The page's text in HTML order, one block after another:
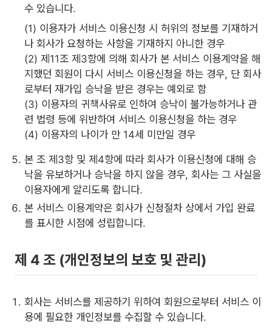
수 있습니다.
(1) 이용자가 서비스 이용신청 시 허위의 정보를 기재하거
나 회사가 요청하는 사항을 기재하지 아니한 경우
(2) 제11조 제3항에 의해 회사가 본 서비스 이용계약을 해
지했던 회원이 다시 서비스 이용신청을 하는 경우, 단 회사
로부터 재가입 승낙을 받은 경우는 예외로 함
(3) 이용자의 귀책사유로 인하여 승낙이 불가능하거나 관
련 법령 등에 위반하여 서비스 이용신청을 하는 경우
(4) 이용자의 나이가 만 14세 미만일 경우
본 조 제3항 및 제4항에 따라 회사가 이용신청에 대해 승
낙을 유보하거나 승낙을 하지 않을 경우, 회사는 그 사실을
이용자에게 알리도록 합니다.
본 서비스 이용계약은 회사가 신청절차 상에서 가입 완료
를 표시한 시점에 성립합니다.
제 4 조 (개인정보의 보호 및 관리)
회사는 서비스를 제공하기 위하여 회원으로부터 서비스 이
용에 필요한 개인정보를 수집할 수 있습니다.